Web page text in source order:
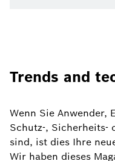
Trends and
Wenn Sie Anwender,
Schutz-, Sicherheits-
sind, ist dies Ihre
Wir haben dieses